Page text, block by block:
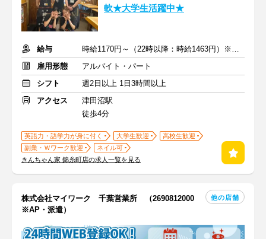
軟★大学生活躍中★
給与
時給1170円～（22時以降：時給1463円）※交通費全額支給
雇用形態
アルバイト・パート
シフト
週2日以上 1日3時間以上
アクセス
津田沼駅
徒歩4分
英語力・語学力が身に付く 大学生歓迎
高校生歓迎
副業・Ｗワーク歓迎
ネイル可
きんちゃん家 錦糸町店の求人一覧を見る
株式会社マイワーク 千葉営業所 （2690812000
※AP・派遣）
他の店舗